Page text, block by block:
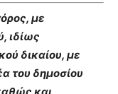
με
ιδίως
δικαίου, με
του δημοσίου